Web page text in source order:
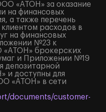
«АТОН» за оказание
на финансовых
а также перечень
расходов в
на финансовых
№23 к
«АТОН» брокерских
и Приложении №19
депозитарной
и доступны для
«АТОН» в сети
documents/customer-